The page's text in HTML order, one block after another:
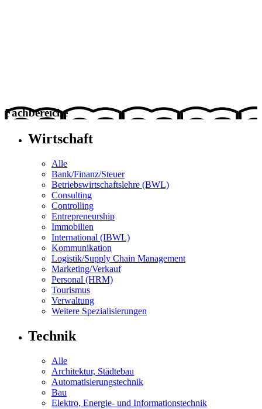
Fachbereiche
Wirtschaft
Alle
Bank/Finanz/Steuer
Betriebswirtschaftslehre (BWL)
Consulting
Controlling
Entrepreneurship
Immobilien
International (IBWL)
Kommunikation
Logistik/Supply Chain Management
Marketing/Verkauf
Personal (HRM)
Tourismus
Verwaltung
Weitere Spezialisierungen
Technik
Alle
Architektur, Städtebau
Automatisierungstechnik
Bau
Elektro, Energie- und Informationstechnik